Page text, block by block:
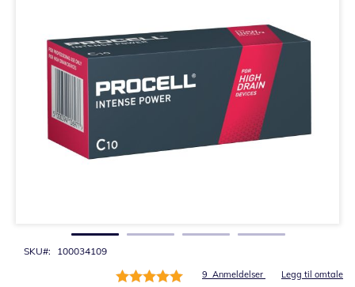
SKU 100034109
Rating:
9 Anmeldelser Legg til omtale